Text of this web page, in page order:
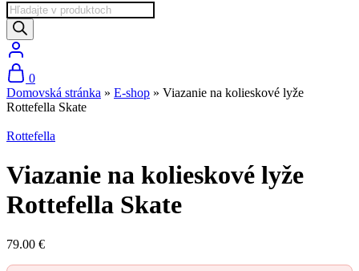
Products
search
0
Domovská stránka » E-shop » Viazanie na kolieskové lyže
Rottefella Skate
Rottefella
Viazanie na kolieskové lyže
Rottefella Skate
79.00 €